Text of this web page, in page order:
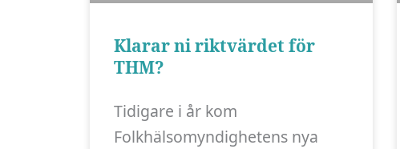
Klarar ni riktvärdet för
THM?
Tidigare i år kom
Folkhälsomyndighetens nya